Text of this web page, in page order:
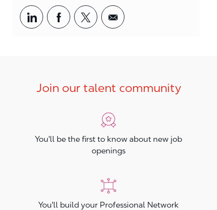
Share via LinkedIn
Share via Facebook
Share via twitter
Share via email
Join our talent community
You'll be the first to know about new job
openings
You'll build your Professional Network